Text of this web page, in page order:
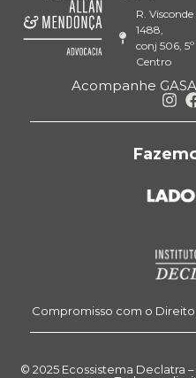
R.
1488,
conj 506,
Centro
Acompanhe
Compromisso com o
© 2025 Ecossistema Declatra